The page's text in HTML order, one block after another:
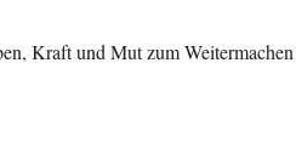
Kraft und Mut zum Weitermachen